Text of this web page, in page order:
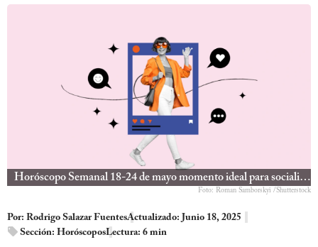
Horóscopo Semanal 18-24 de mayo momento ideal para socializar
Foto: Roman Samborskyi /Shutterstock
Por: Rodrigo Salazar FuentesActualizado: Junio 18, 2025
Sección: HoróscoposLectura: 6 min